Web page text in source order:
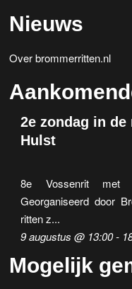
Nieuws
Over brommerritten.nl
2e zondag in
Hulst
8e Vossenrit met
Georganiseerd door
ritten z...
9 augustus @ 13:00-
Mogelijk